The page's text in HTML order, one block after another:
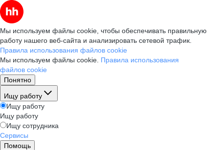
Мы используем файлы cookie, чтобы обеспечивать правильную
работу нашего веб-сайта и анализировать сетевой трафик.
Правила использования файлов cookie
Мы используем файлы cookie. Правила использования
файлов cookie
Понятно
Ищу работу
Ищу работу
Ищу работу
Ищу сотрудника
Сервисы
Помощь